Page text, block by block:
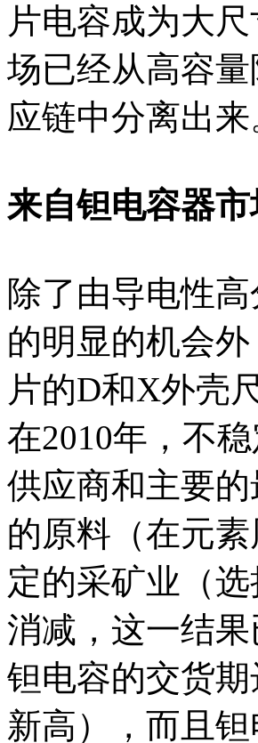
片电容成为大
场已经从高容
应链中分离出来
来自钽电容器
除了由导电性
的明显的机会
片的D和X外壳
在2010年，不
供应商和主要
的原料（在元
定的采矿业（
消减，这一结
钽电容的交货
新高），而且